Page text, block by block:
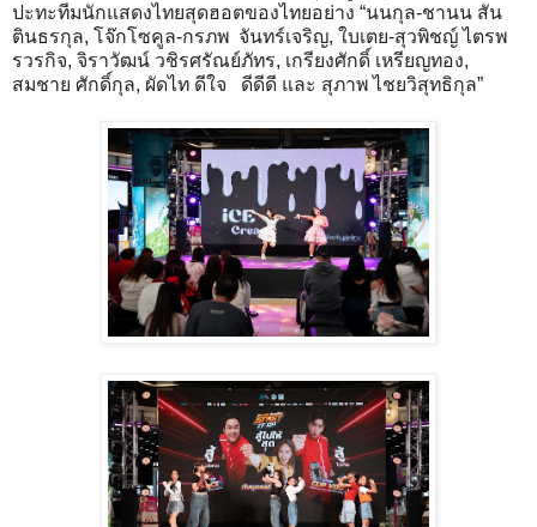
ปะทะทีมนักแสดงไทยสุดฮอตของไทยอย่าง “นนกุล-ชานน สัน
ตินธรกุล, โจ๊กโซคูล-กรภพ จันทร์เจริญ, ใบเตย-สุวพิชญ์ ไตรพ
รวรกิจ, จิราวัฒน์ วชิรศรัณย์ภัทร, เกรียงศักดิ์ เหรียญทอง,
สมชาย ศักดิ์กุล, ผัดไท ดีใจ ดีดีดี และ สุภาพ ไชยวิสุทธิกุล”